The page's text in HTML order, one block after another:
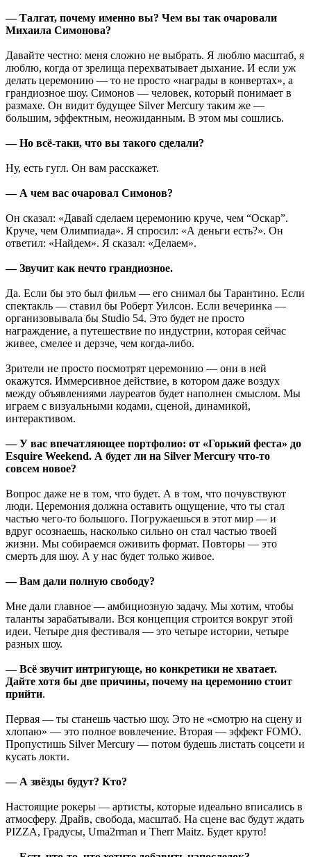
— Талгат, почему именно вы? Чем вы так очаровали
Михаила Симонова?
Давайте честно: меня сложно не выбрать. Я люблю масштаб, я
люблю, когда от зрелища перехватывает дыхание. И если уж
делать церемонию — то не просто «награды в конвертах», а
грандиозное шоу. Симонов — человек, который понимает в
размахе. Он видит будущее Silver Mercury таким же —
большим, эффектным, неожиданным. В этом мы сошлись.
— Но всё-таки, что вы такого сделали?
Ну, есть гугл. Он вам расскажет.
— А чем вас очаровал Симонов?
Он сказал: «Давай сделаем церемонию круче, чем “Оскар”.
Круче, чем Олимпиада». Я спросил: «А деньги есть?». Он
ответил: «Найдем». Я сказал: «Делаем».
— Звучит как нечто грандиозное.
Да. Если бы это был фильм — его снимал бы Тарантино. Если
спектакль — ставил бы Роберт Уилсон. Если вечеринка —
организовывала бы Studio 54. Это будет не просто
награждение, а путешествие по индустрии, которая сейчас
живее, смелее и дерзче, чем когда-либо.
Зрители не просто посмотрят церемонию — они в ней
окажутся. Иммерсивное действие, в котором даже воздух
между объявлениями лауреатов будет наполнен смыслом. Мы
играем с визуальными кодами, сценой, динамикой,
интерактивом.
— У вас впечатляющее портфолио: от «Горький феста» до
Esquire Weekend. А будет ли на Silver Mercury что-то
совсем новое?
Вопрос даже не в том, что будет. А в том, что почувствуют
люди. Церемония должна оставить ощущение, что ты стал
частью чего-то большого. Погружаешься в этот мир — и
вдруг осознаешь, насколько сильно он стал частью твоей
жизни. Мы собираемся оживить формат. Повторы — это
смерть для шоу. А у нас будет только живое.
— Вам дали полную свободу?
Мне дали главное — амбициозную задачу. Мы хотим, чтобы
таланты зарабатывали. Вся концепция строится вокруг этой
идеи. Четыре дня фестиваля — это четыре истории, четыре
разных шоу.
— Всё звучит интригующе, но конкретики не хватает.
Дайте хотя бы две причины, почему на церемонию стоит
прийти.
Первая — ты станешь частью шоу. Это не «смотрю на сцену и
хлопаю» — это полное вовлечение. Вторая — эффект FOMO.
Пропустишь Silver Mercury — потом будешь листать соцсети и
кусать локти.
— А звёзды будут? Кто?
Настоящие рокеры — артисты, которые идеально вписались в
атмосферу. Драйв, свобода, масштаб. На сцене вас будут ждать
PIZZA, Градусы, Uma2rman и Therr Maitz. Будет круто!